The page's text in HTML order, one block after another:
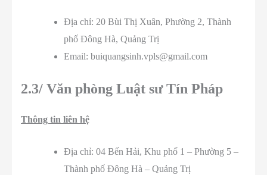
Địa chỉ: 20 Bùi Thị Xuân, Phường 2, Thành
phố Đông Hà, Quảng Trị
Email: buiquangsinh.vpls@gmail.com
2.3/ Văn phòng Luật sư Tín Pháp
Thông tin liên hệ
Địa chỉ: 04 Bến Hải, Khu phố 1 – Phường 5 –
Thành phố Đông Hà – Quảng Trị